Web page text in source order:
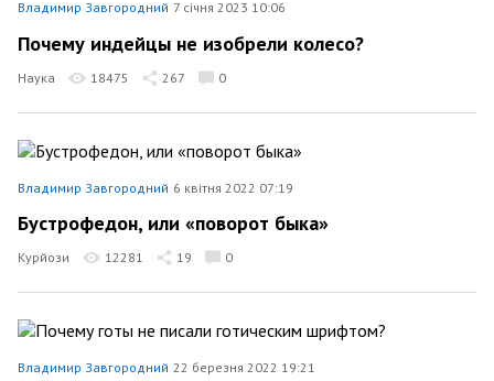
Владимир Завгородний 7 січня 2023 10:06
Почему индейцы не изобрели колесо?
Наука 18475 267 0
Владимир Завгородний 6 квітня 2022 07:19
Бустрофедон, или «поворот быка»
Курйози 12281 19 0
Владимир Завгородний 22 березня 2022 19:21